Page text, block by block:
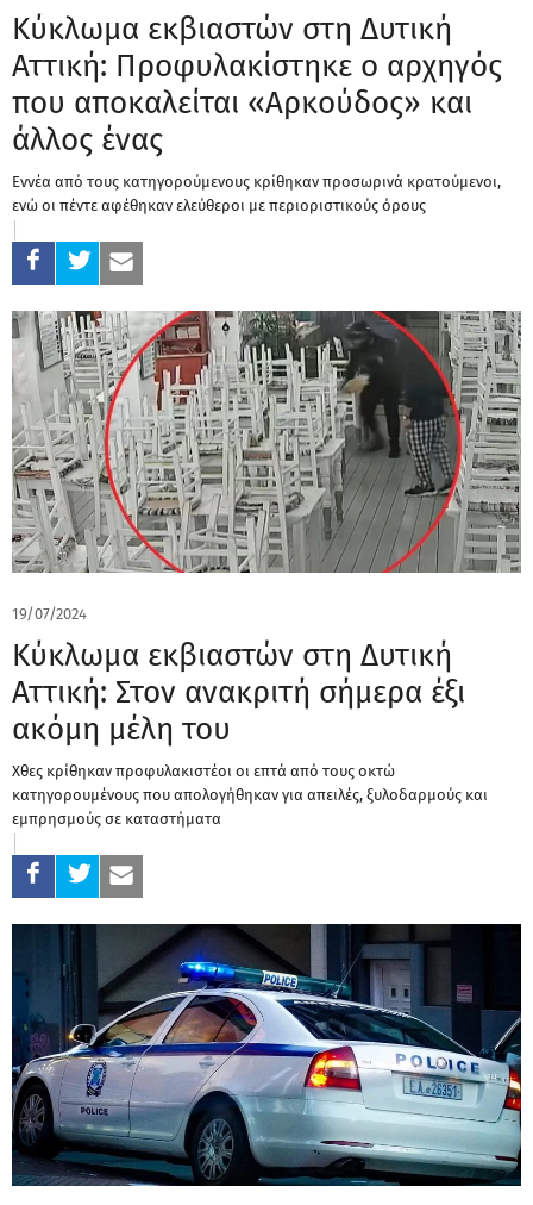
Κύκλωμα εκβιαστών στη Δυτική
Αττική: Προφυλακίστηκε ο αρχηγός
που αποκαλείται «Αρκούδος» και
άλλος ένας
Εννέα από τους κατηγορούμενους κρίθηκαν προσωρινά κρατούμενοι,
ενώ οι πέντε αφέθηκαν ελεύθεροι με περιοριστικούς όρους
19/07/2024
Κύκλωμα εκβιαστών στη Δυτική
Αττική: Στον ανακριτή σήμερα έξι
ακόμη μέλη του
Χθες κρίθηκαν προφυλακιστέοι οι επτά από τους οκτώ
κατηγορουμένους που απολογήθηκαν για απειλές, ξυλοδαρμούς και
εμπρησμούς σε καταστήματα